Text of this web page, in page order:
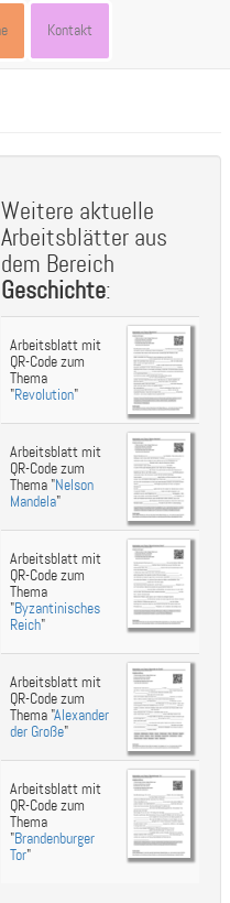
Kontakt
Weitere aktuelle
Arbeitsblätter aus
dem Bereich
Geschichte:
Arbeitsblatt mit
QR-Code zum
Thema
"Revolution"
Arbeitsblatt mit
QR-Code zum
Thema "Nelson
Mandela"
Arbeitsblatt mit
QR-Code zum
Thema
"Byzantinisches
Reich"
Arbeitsblatt mit
QR-Code zum
Thema "Alexander
der Große"
Arbeitsblatt mit
QR-Code zum
Thema
"Brandenburger
Tor"